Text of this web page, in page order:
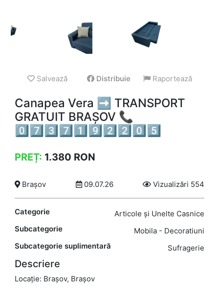
Salvează Distribuie Raportează
Canapea Vera ➡ TRANSPORT
GRATUIT BRAȘOV 📞
0️⃣7️⃣3️⃣7️⃣1️⃣9️⃣2️⃣2️⃣0️⃣5️⃣
PREȚ: 1.380 RON
Brașov 09.07.26 Vizualizări 554
Categorie
Articole și Unelte Casnice
Subcategorie
Mobila - Decoratiuni
Subcategorie suplimentară
Sufragerie
Descriere
Locație: Brașov, Brașov